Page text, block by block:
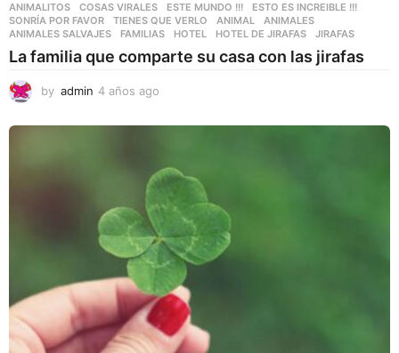
ANIMALITOS ,COSAS VIRALES ,ESTE MUNDO !!! ,ESTO ES INCREIBLE !!!
SONRÍA POR FAVOR
,TIENES QUE VERLO ANIMAL ,ANIMALES
ANIMALES SALVAJES
,FAMILIAS ,HOTEL ,HOTEL DE JIRAFAS ,JIRAFAS
La familia que comparte su casa con las jirafas
by admin 4 años ago
ñ
a
g
o